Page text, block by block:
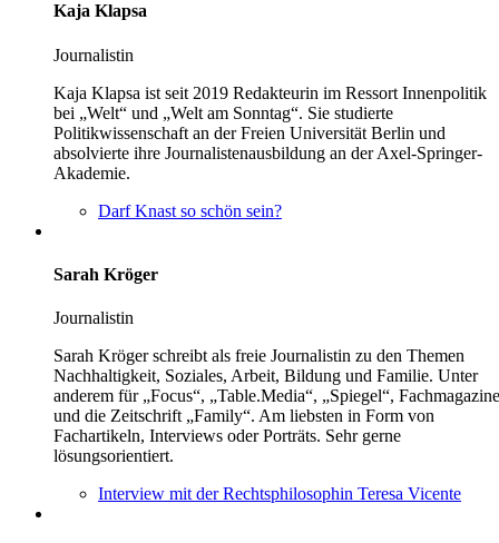
Kaja Klapsa
Journalistin
Kaja Klapsa ist seit 2019 Redakteurin im Ressort Innenpolitik
bei „Welt“ und „Welt am Sonntag“. Sie studierte
Politikwissenschaft an der Freien Universität Berlin und
absolvierte ihre Journalistenausbildung an der Axel-Springer-
Akademie.
Darf Knast so schön sein?
Sarah Kröger
Journalistin
Sarah Kröger schreibt als freie Journalistin zu den Themen
Nachhaltigkeit, Soziales, Arbeit, Bildung und Familie. Unter
anderem für „Focus“, „Table.Media“, „Spiegel“, Fachmagazine
und die Zeitschrift „Family“. Am liebsten in Form von
Fachartikeln, Interviews oder Porträts. Sehr gerne
lösungsorientiert.
Interview mit der Rechtsphilosophin Teresa Vicente